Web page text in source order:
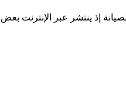
إذ ينتشر عبر الإنترنت بعض